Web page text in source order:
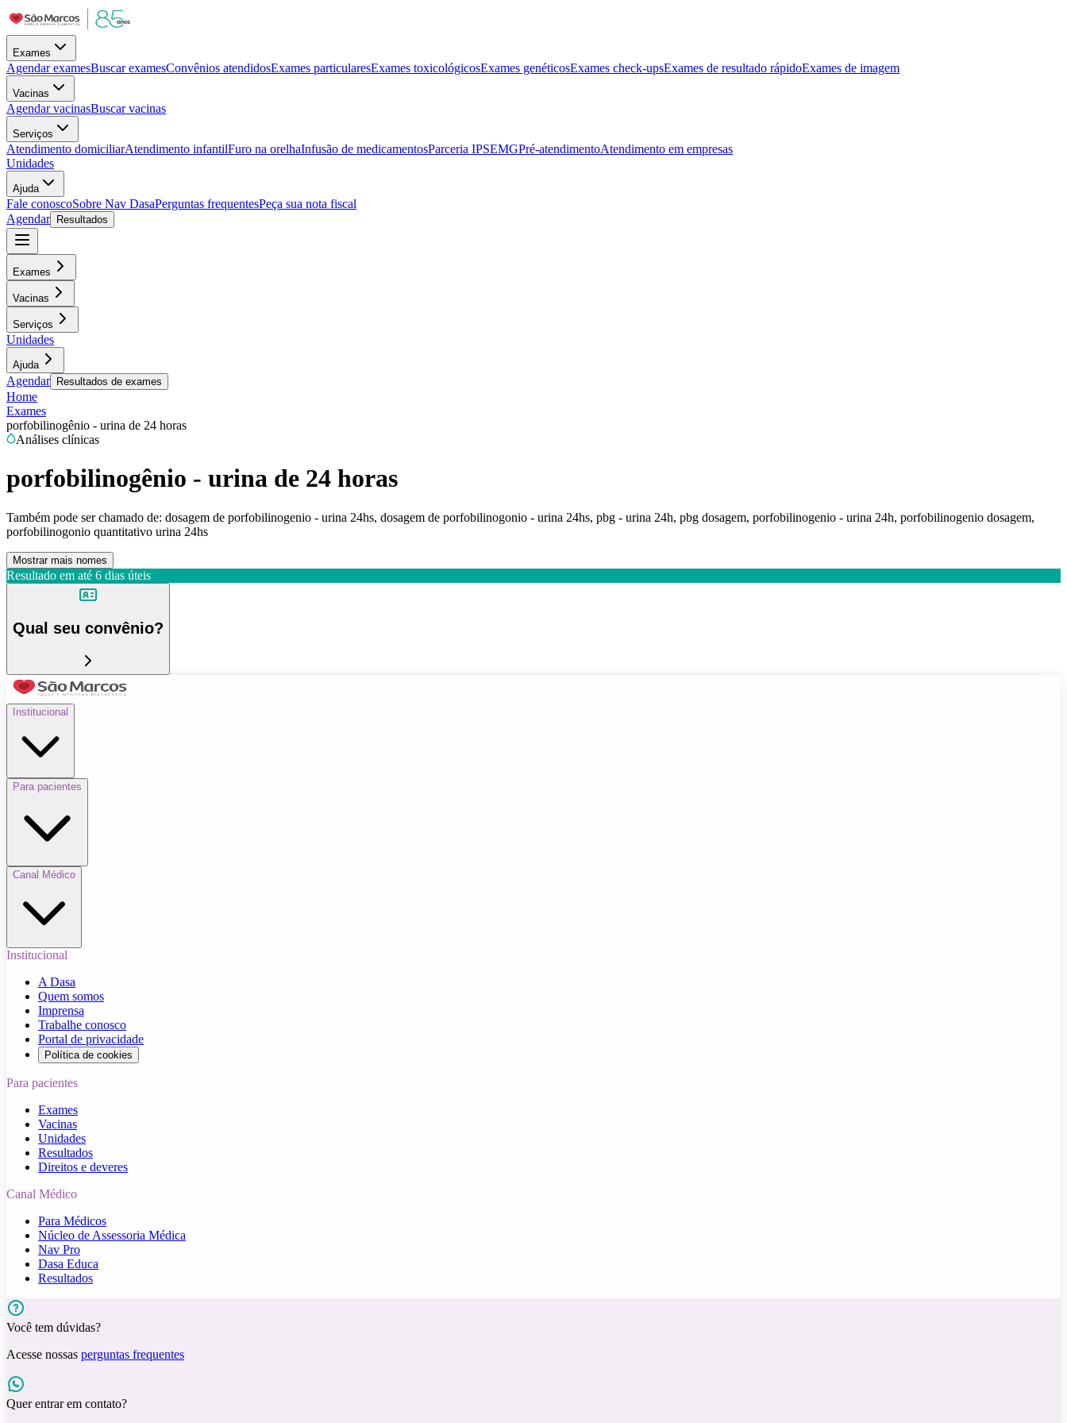
Exames
Agendar examesBuscar examesConvênios atendidosExames particularesExames toxicológicosExames genéticosExames check-upsExames de resultado rápidoExames de imagem
Vacinas
Agendar vacinasBuscar vacinas
Serviços
Atendimento domiciliarAtendimento infantilFuro na orelhaInfusão de medicamentosParceria IPSEMGPré-atendimentoAtendimento em empresas
Unidades
Ajuda
Fale conoscoSobre Nav DasaPerguntas frequentesPeça sua nota fiscal
Agendar
Resultados
Exames
Vacinas
Serviços
Unidades
Ajuda
Agendar Resultados de exames
Home
Exames
porfobilinogênio - urina de 24 horas
Análises clínicas
porfobilinogênio - urina de 24 horas
Também pode ser chamado de: dosagem de porfobilinogenio - urina 24hs, dosagem de porfobilinogonio - urina 24hs, pbg - urina 24h, pbg dosagem, porfobilinogenio - urina 24h, porfobilinogenio dosagem,
porfobilinogonio quantitativo urina 24hs
Mostrar mais nomes
Resultado em até 6 dias úteis
Qual seu convênio?
Institucional
Para pacientes
Canal Médico
Institucional
A Dasa
Quem somos
Imprensa
Trabalhe conosco
Portal de privacidade
Política de cookies
Para pacientes
Exames
Vacinas
Unidades
Resultados
Direitos e deveres
Canal Médico
Para Médicos
Núcleo de Assessoria Médica
Nav Pro
Dasa Educa
Resultados
Você tem dúvidas?
Acesse nossas perguntas frequentes
Quer entrar em contato?